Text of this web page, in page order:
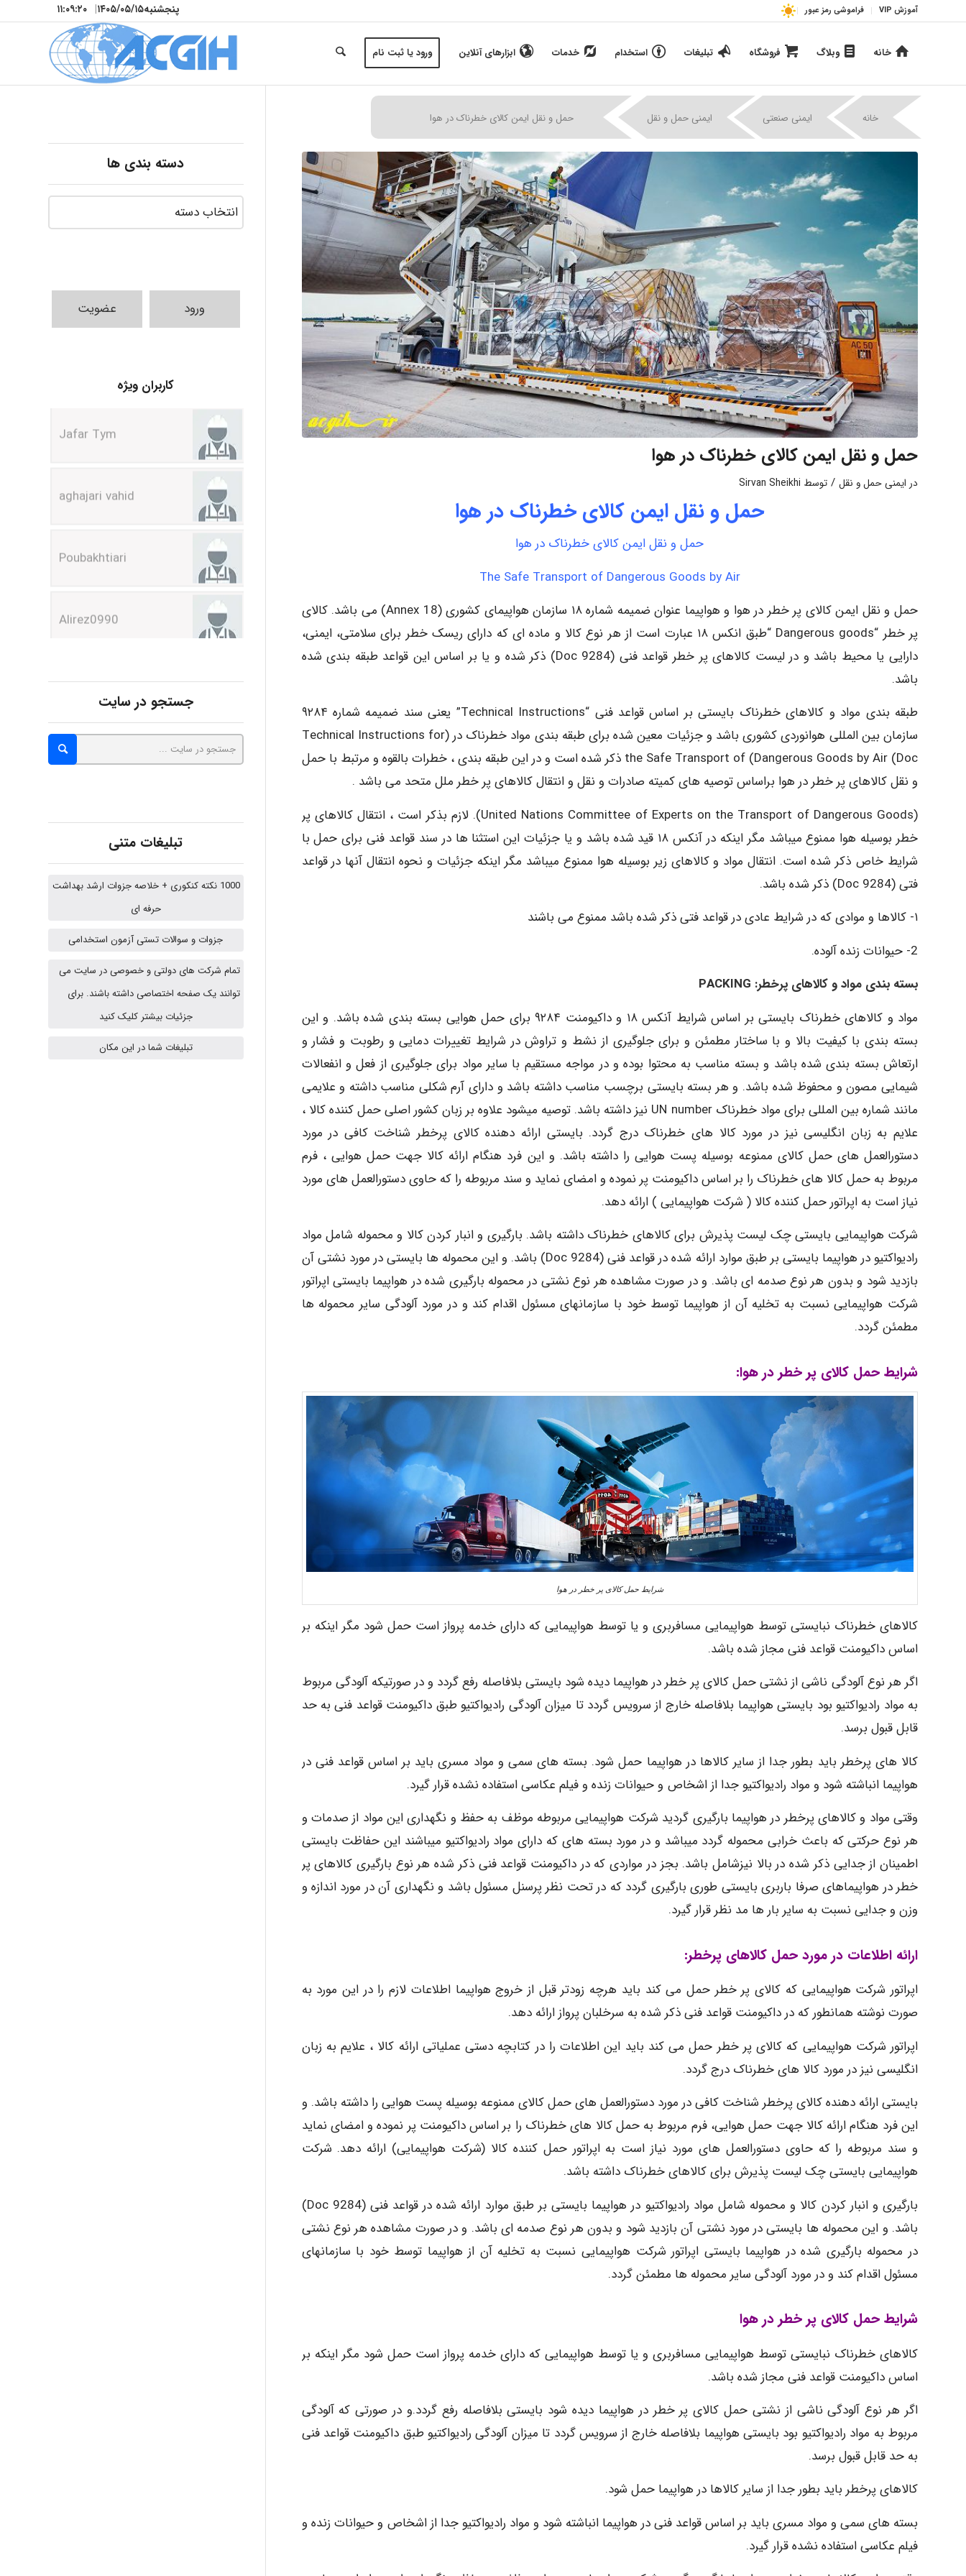
آموزش VIP فراموشی رمز عبور پنجشنبه۱۴۰۵/۰۵/۱۵| ۱۱:۰۹:۲۱
خانه وبلاگ فروشگاه تبلیغات استخدام خدمات ابزارهای آنلاین ورود یا ثبت نام
خانه ایمنی صنعتی | ایمنی حمل و نقل حمل و نقل ایمن کالای خطرناک در هوا
حمل و نقل ایمن کالای خطرناک در هوا
در ایمنی حمل و نقل / توسط Sirvan Sheikhi
حمل و نقل ایمن کالای خطرناک در هوا
حمل و نقل ایمن کالای خطرناک در هوا
The Safe Transport of Dangerous Goods by Air
حمل و نقل ایمن کالای پر خطر در هوا و هواپیما عنوان ضمیمه شماره ۱۸ سازمان هواپیمای کشوری (18 Annex) می باشد. کالای
پر خطر “Dangerous goods “طبق انکس ۱۸ عبارت است از هر نوع کالا و ماده ای که دارای ریسک خطر برای سلامتی، ایمنی،
دارایی یا محیط باشد و در لیست کالاهای پر خطر قواعد فنی (Doc 9284) ذکر شده و یا بر اساس این قواعد طبقه بندی شده
باشد.
طبقه بندی مواد و کالاهای خطرناک بایستی بر اساس قواعد فنی “Technical Instructions” یعنی سند ضمیمه شماره ۹۲۸۴
سازمان بین المللی هوانوردی کشوری باشد و جزئیات معین شده برای طبقه بندی مواد خطرناک در (Technical Instructions for
the Safe Transport of (Dangerous Goods by Air (Doc ذکر شده است و در این طبقه بندی ، خطرات بالقوه و مرتبط با حمل
و نقل کالاهای پر خطر در هوا براساس توصیه های کمیته صادرات و نقل و انتقال کالاهای پر خطر ملل متحد می باشد .
(United Nations Committee of Experts on the Transport of Dangerous Goods). لازم بذکر است ، انتقال کالاهای پر
خطر بوسیله هوا ممنوع میباشد مگر اینکه در آنکس ۱۸ قید شده باشد و یا جزئیات این استثنا ها در سند قواعد فنی برای حمل با
شرایط خاص ذکر شده است. انتقال مواد و کالاهای زیر بوسیله هوا ممنوع میباشد مگر اینکه جزئیات و نحوه انتقال آنها در قواعد
فتی (9284 Doc) ذکر شده باشد.
۱- کالاها و موادی که در شرایط عادی در قواعد فتی ذکر شده باشد ممنوع می باشند
2- حیوانات زنده آلوده.
بسته بندی مواد و کالاهای پرخطر: PACKING
مواد و کالاهای خطرناک بایستی بر اساس شرایط آنکس ۱۸ و داکیومنت ۹۲۸۴ برای حمل هوایی بسته بندی شده باشد. و این
بسته بندی با کیفیت بالا و با ساختار مطمئن و برای جلوگیری از نشط و تراوش در شرایط تغییرات دمایی و رطوبت و فشار و
ارتعاش بسته بندی شده باشد و بسته مناسب به محتوا بوده و در مواجه مستقیم با سایر مواد برای جلوگیری از فعل و انفعالات
شیمایی مصون و محفوظ شده باشد. و هر بسته بایستی برچسب مناسب داشته باشد و دارای آرم شکلی مناسب داشته و علایمی
مانند شماره بین المللی برای مواد خطرناک UN number نیز داشته باشد. توصیه میشود علاوه بر زبان کشور اصلی حمل کننده کالا ،
علایم به زبان انگلیسی نیز در مورد کالا های خطرناک درج گردد. بایستی ارائه دهنده کالای پرخطر شناخت کافی در مورد
دستورالعمل های حمل کالای ممنوعه بوسیله پست هوایی را داشته باشد. و این فرد هنگام ارائه کالا جهت حمل هوایی ، فرم
مربوط به حمل کالا های خطرناک را بر اساس داکیومنت پر نموده و امضای نماید و سند مربوطه را که حاوی دستورالعمل های مورد
نیاز است به اپراتور حمل کننده کالا ( شرکت هواپیمایی ) ارائه دهد.
شرکت هواپیمایی بایستی چک لیست پذیرش برای کالاهای خطرناک داشته باشد. بارگیری و انبار کردن کالا و محموله شامل مواد
رادیواکتیو در هواپیما بایستی بر طبق موارد ارائه شده در قواعد فنی (9284 Doc) باشد. و این محموله ها بایستی در مورد نشتی آن
بازدید شود و بدون هر نوع صدمه ای باشد. و در صورت مشاهده هر نوع نشتی در محموله بارگیری شده در هواپیما بایستی اپراتور
شرکت هواپیمایی نسبت به تخلیه آن از هواپیما توسط خود با سازمانهای مسئول اقدام کند و در مورد آلودگی سایر محموله ها
مطمئن گردد.
شرایط حمل کالای پر خطر در هوا:
شرایط حمل کالای پر خطر در هوا
کالاهای خطرناک نبایستی توسط هواپیمایی مسافربری و یا توسط هواپیمایی که دارای خدمه پرواز است حمل شود مگر اینکه بر
اساس داکیومنت قواعد فنی مجاز شده باشد.
اگر هر نوع آلودگی ناشی از نشتی حمل کالای پر خطر در هواپیما دیده شود بایستی بلافاصله رفع گردد و در صورتیکه آلودگی مربوط
به مواد رادیواکتیو بود بایستی هواپیما بلافاصله خارج از سرویس گردد تا میزان آلودگی رادیواکتیو طبق داکیومنت قواعد فنی به حد
قابل قبول برسد.
کالا های پرخطر باید بطور جدا از سایر کالاها در هواپیما حمل شود. بسته های سمی و مواد مسری باید بر اساس قواعد فنی در
هواپیما انباشته شود و مواد رادیواکتیو جدا از اشخاص و حیوانات زنده و فیلم عکاسی استفاده نشده قرار گیرد.
وقتی مواد و کالاهای پرخطر در هواپیما بارگیری گردید شرکت هواپیمایی مربوطه موظف به حفظ و نگهداری این مواد از صدمات و
هر نوع حرکتی که باعث خرابی محموله گردد میباشد و در مورد بسته های که دارای مواد رادیواکتیو میباشند این حفاظت بایستی
اطمینان از جدایی ذکر شده در بالا نیزشامل باشد. بجز در مواردی که در داکیومنت قواعد فنی ذکر شده هر نوع بارگیری کالاهای پر
خطر در هواپیماهای صرفا باربری بایستی طوری بارگیری گردد که در تحت نظر پرسنل مسئول باشد و نگهداری آن در مورد اندازه و
وزن و جدایی نسبت به سایر بار ها مد نظر قرار گیرد.
ارائه اطلاعات در مورد حمل کالاهای پرخطر:
اپراتور شرکت هواپیمایی که کالای پر خطر حمل می کند باید هرچه زودتر قبل از خروج هواپیما اطلاعات لازم را در این مورد به
صورت نوشته همانطور که در داکیومنت قواعد فنی ذکر شده به سرخلبان پرواز ارائه دهد.
اپراتور شرکت هواپیمایی که کالای پر خطر حمل می کند باید این اطلاعات را در کتابچه دستی عملیاتی ارائه کالا ، علایم به زبان
انگلیسی نیز در مورد کالا های خطرناک درج گردد.
بایستی ارائه دهنده کالای پرخطر شناخت کافی در مورد دستورالعمل های حمل کالای ممنوعه بوسیله پست هوایی را داشته باشد. و
این فرد هنگام ارائه کالا جهت حمل هوایی، فرم مربوط به حمل کالا های خطرناک را بر اساس داکیومنت پر نموده و امضای نماید
و سند مربوطه را که حاوی دستورالعمل های مورد نیاز است به اپراتور حمل کننده کالا (شرکت هواپیمایی) ارائه دهد. شرکت
هواپیمایی بایستی چک لیست پذیرش برای کالاهای خطرناک داشته باشد.
بارگیری و انبار کردن کالا و محموله شامل مواد رادیواکتیو در هواپیما بایستی بر طبق موارد ارائه شده در قواعد فنی (9284 Doc)
باشد. و این محموله ها بایستی در مورد نشتی آن بازدید شود و بدون هر نوع صدمه ای باشد. و در صورت مشاهده هر نوع نشتی
در محموله بارگیری شده در هواپیما بایستی اپراتور شرکت هواپیمایی نسبت به تخلیه آن از هواپیما توسط خود با سازمانهای
مسئول اقدام کند و در مورد آلودگی سایر محموله ها مطمئن گردد.
شرایط حمل کالای پر خطر در هوا
کالاهای خطرناک نبایستی توسط هواپیمایی مسافربری و یا توسط هواپیمایی که دارای خدمه پرواز است حمل شود مگر اینکه بر
اساس داکیومنت قواعد فنی مجاز شده باشد.
اگر هر نوع آلودگی ناشی از نشتی حمل کالای پر خطر در هواپیما دیده شود بایستی بلافاصله رفع گردد.و در صورتی که آلودگی
مربوط به مواد رادیواکتیو بود بایستی هواپیما بلافاصله خارج از سرویس گردد تا میزان آلودگی رادیواکتیو طبق داکیومنت قواعد فنی
به حد قابل قبول برسد.
کالاهای پرخطر باید بطور جدا از سایر کالاها در هواپیما حمل شود.
بسته های سمی و مواد مسری باید بر اساس قواعد فنی در هواپیما انباشته شود و مواد رادیواکتیو جدا از اشخاص و حیوانات زنده و
فیلم عکاسی استفاده نشده قرار گیرد.
دسته بندی ها
ورود عضویت
کاربران ویژه
aghajari vahid
Poubakhtiari
Alirez0990
hosein abdolvand
Kati
emami
Iman Hosseini
Chehri
Jafar Tym
aghajari vahid
جستجو در سایت
تبلیغات متنی
1000 نکته کنکوری + خلاصه جزوات ارشد بهداشت
حرفه ای
جزوات و سوالات تستی آزمون استخدامی
تمام شرکت های دولتی و خصوصی در سایت می
توانند یک صفحه اختصاصی داشته باشند. برای
جزئیات بیشتر کلیک کنید
تبلیغات شما در این مکان